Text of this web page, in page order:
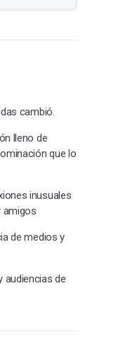
cambió.
lleno de
que lo
inusuales
amigos
de medios y
audiencias de